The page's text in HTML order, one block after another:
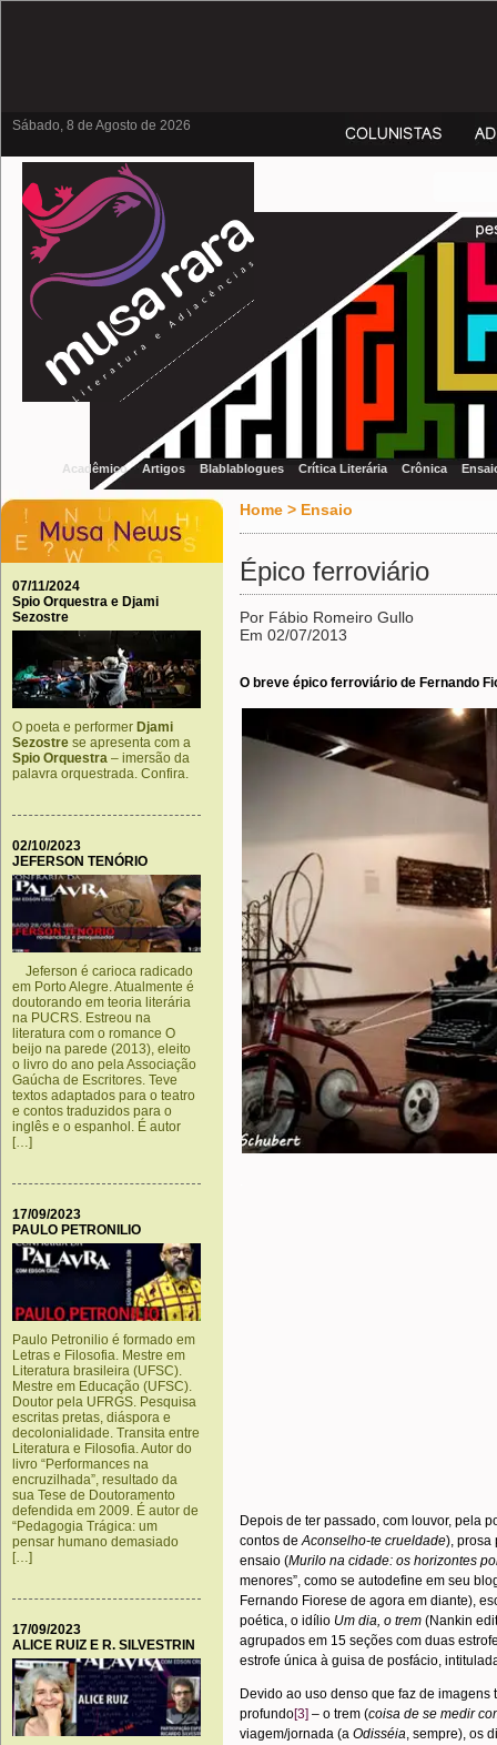
Sábado, 8 de Agosto de 2026
Acadêmico Artigos Blablablogues Crítica Literária Crônica
07/11/2024
Spio Orquestra e Djami
Sezostre
O poeta e performer Djami
Sezostre se apresenta com a
Spio Orquestra – imersão da
palavra orquestrada. Confira.
02/10/2023
JEFERSON TENÓRIO
Jeferson é carioca radicado
em Porto Alegre. Atualmente é
doutorando em teoria literária
na PUCRS. Estreou na
literatura com o romance O
beijo na parede (2013), eleito
o livro do ano pela Associação
Gaúcha de Escritores. Teve
textos adaptados para o teatro
e contos traduzidos para o
inglês e o espanhol. É autor
[…]
17/09/2023
PAULO PETRONILIO
Paulo Petronilio é formado em
Letras e Filosofia. Mestre em
Literatura brasileira (UFSC).
Mestre em Educação (UFSC).
Doutor pela UFRGS. Pesquisa
escritas pretas, diáspora e
decolonialidade. Transita entre
Literatura e Filosofia. Autor do
livro “Performances na
encruzilhada”, resultado da
sua Tese de Doutoramento
defendida em 2009. É autor de
“Pedagogia Trágica: um
pensar humano demasiado
[…]
17/09/2023
ALICE RUIZ E R. SILVESTRIN
Home > Ensaio
Épico ferroviário
Por Fábio Romeiro Gullo
Em 02/07/2013
O breve épico ferroviário de Fernando
Depois de ter passado, com louvor, pela
contos deAconselho-te crueldade), prosa
ensaio (Murilo na cidade: os horizontes
menores”, como se autodefine em seu
Fernando Fiorese de agora em diante),
poética, o idílio Um dia, o trem (Nankin
agrupados em 15 seções com duas
estrofe única à guisa de posfácio,
Devido ao uso denso que faz de
profundo[3] – o trem (coisa de se medir
viagem/jornada (a Odisséia, sempre), os